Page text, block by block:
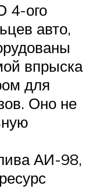
4-ого
авто,
впрыска
для
Оно не
АИ-98,